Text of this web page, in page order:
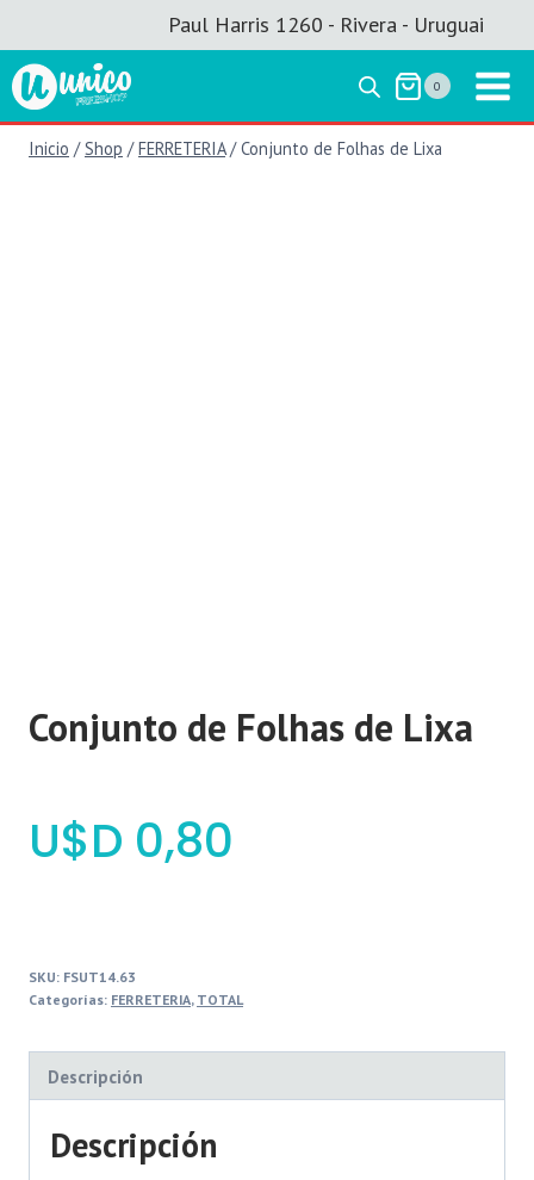
al
contenido
Paul Harris 1260 - Rivera - Uruguai
0
Inicio / Shop / FERRETERIA / Conjunto de Folhas de Lixa
Conjunto de Folhas de Lixa
$ 0,80
SKU: FSUT14.63
Categorías: FERRETERIA, TOTAL
Descripción
Descripción